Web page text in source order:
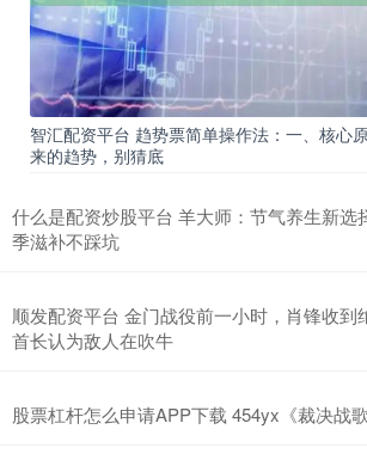
智汇配资平台 趋势票简单操作法：一、核
来的趋势，别猜底
什么是配资炒股平台 羊大师：节气养生新选
季滋补不踩坑
顺发配资平台 金门战役前一小时，肖锋收到
首长认为敌人在吹牛
股票杠杆怎么申请APP下载 454yx《裁决战